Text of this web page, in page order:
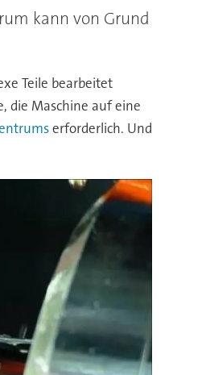
kann von Grund
Teile bearbeitet
die Maschine auf eine
erforderlich. Und